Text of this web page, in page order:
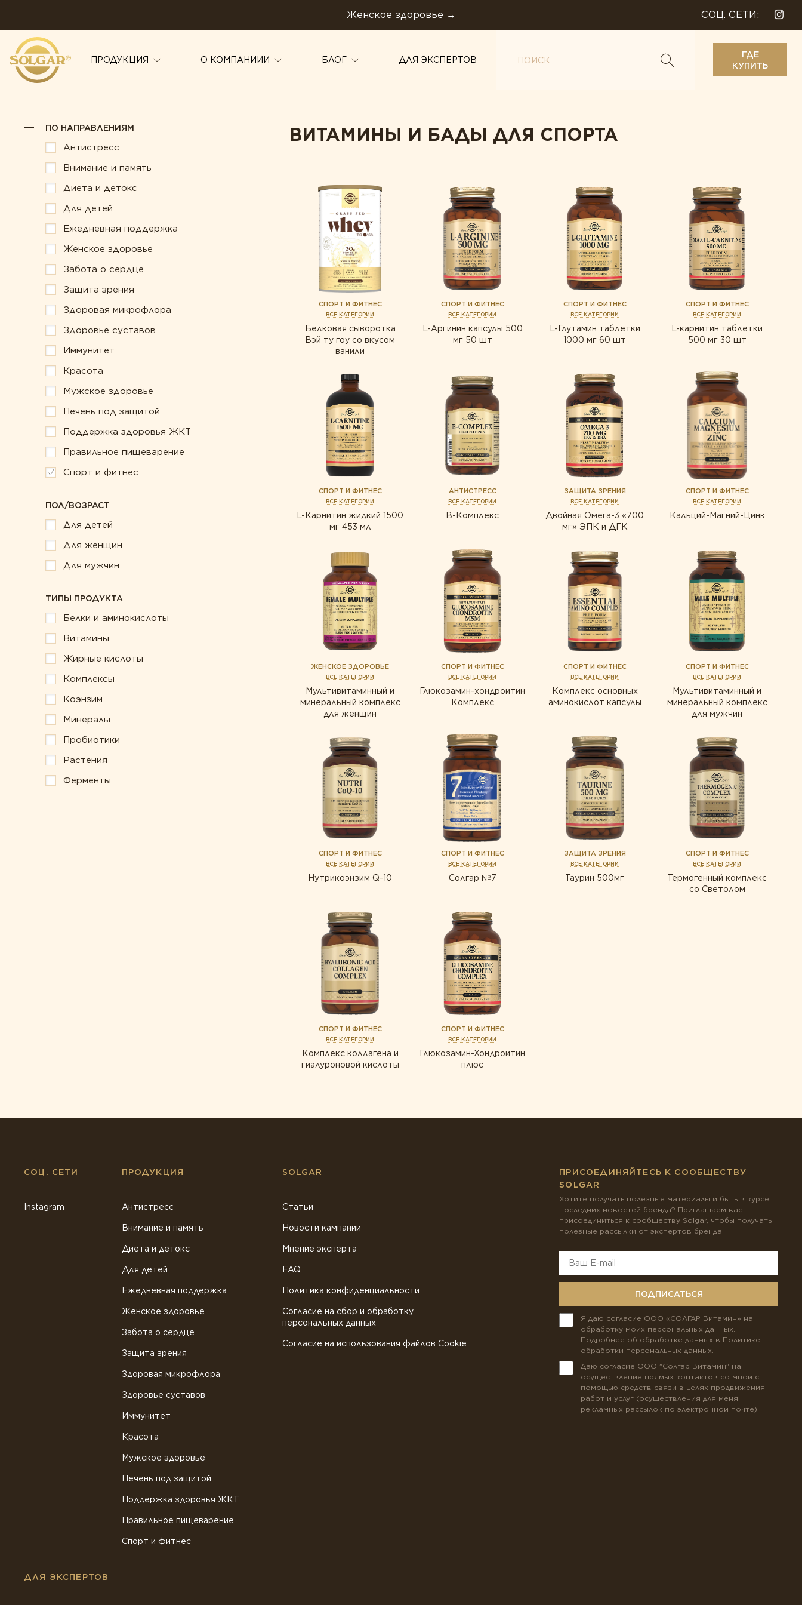
Женское здоровье → СОЦ. СЕТИ:
ПРОДУКЦИЯ
Внимание и память
Диета и детокс
Для детей
Ежедневная поддержка
Женское здоровье
Забота о сердце
Защита зрения
Здоровая микрофлора
Поддержка здоровья ЖКТ
Правильное пищеварение
Белки и аминокислоты
Жирные кислоты
Комплексы
Коэнзим
Минералы
Растения
Ферменты
О КОМПАНИИИ БЛОГ ДЛЯ ЭКСПЕРТОВ
ГДЕ
КУПИТЬ
ПО НАПРАВЛЕНИЯМ
Антистресс
Внимание и память
Диета и детокс
Для детей
Ежедневная поддержка
Женское здоровье
Забота о сердце
Защита зрения
Здоровая микрофлора
Здоровье суставов
Иммунитет
Красота
Мужское здоровье
Печень под защитой
Поддержка здоровья ЖКТ
Правильное пищеварение
Спорт и фитнес
ПОЛ/ВОЗРАСТ
Для детей
Для женщин
Для мужчин
ТИПЫ ПРОДУКТА
Белки и аминокислоты
Витамины
Жирные кислоты
Комплексы
Коэнзим
Минералы
Пробиотики
Растения
Ферменты
ВИТАМИНЫ И БАДЫ ДЛЯ СПОРТА
СПОРТ И ФИТНЕС
ВСЕ КАТЕГОРИИ
Белковая сыворотка
Вэй ту гоу со вкусом
ванили
СПОРТ И ФИТНЕС
ВСЕ КАТЕГОРИИ
L-Аргинин капсулы 500
мг 50 шт
СПОРТ И ФИТНЕС
ВСЕ КАТЕГОРИИ
L-Глутамин таблетки
1000 мг 60 шт
СПОРТ И ФИТНЕС
ВСЕ КАТЕГОРИИ
L-карнитин таблетки
500 мг 30 шт
СПОРТ И ФИТНЕС
ВСЕ КАТЕГОРИИ
L-Карнитин жидкий 1500
мг 453 мл
АНТИСТРЕСС
ВСЕ КАТЕГОРИИ
В-Комплекс
ЗАЩИТА ЗРЕНИЯ
ВСЕ КАТЕГОРИИ
Двойная Омега-3 «700
мг» ЭПК и ДГК
СПОРТ И ФИТНЕС
ВСЕ КАТЕГОРИИ
Кальций-Магний-Цинк
ЖЕНСКОЕ ЗДОРОВЬЕ
ВСЕ КАТЕГОРИИ
Мультивитаминный и
минеральный комплекс
для женщин
СПОРТ И ФИТНЕС
ВСЕ КАТЕГОРИИ
Глюкозамин-хондроитин
Комплекс
СПОРТ И ФИТНЕС
ВСЕ КАТЕГОРИИ
Комплекс основных
аминокислот капсулы
СПОРТ И ФИТНЕС
ВСЕ КАТЕГОРИИ
Мультивитаминный и
минеральный комплекс
для мужчин
СПОРТ И ФИТНЕС
ВСЕ КАТЕГОРИИ
Нутрикоэнзим Q-10
СПОРТ И ФИТНЕС
ВСЕ КАТЕГОРИИ
Солгар №7
ЗАЩИТА ЗРЕНИЯ
ВСЕ КАТЕГОРИИ
Таурин 500мг
СПОРТ И ФИТНЕС
ВСЕ КАТЕГОРИИ
Термогенный комплекс
со Светолом
СПОРТ И ФИТНЕС
ВСЕ КАТЕГОРИИ
Комплекс коллагена и
гиалуроновой кислоты
СПОРТ И ФИТНЕС
ВСЕ КАТЕГОРИИ
Глюкозамин-Хондроитин
плюс
СОЦ. СЕТИ
Instagram
ПРОДУКЦИЯ
Антистресс
Внимание и память
Диета и детокс
Для детей
Ежедневная поддержка
Женское здоровье
Забота о сердце
Защита зрения
Здоровая микрофлора
Здоровье суставов
Иммунитет
Красота
Мужское здоровье
Печень под защитой
Поддержка здоровья ЖКТ
Правильное пищеварение
Спорт и фитнес
SOLGAR
Статьи
Новости кампании
Мнение эксперта
FAQ
Политика конфиденциальности
Согласие на сбор и обработку
персональных данных
Согласие на использования файлов Cookie
ДЛЯ ЭКСПЕРТОВ
ПРИСОЕДИНЯЙТЕСЬ К СООБЩЕСТВУ
SOLGAR
Хотите получать полезные материалы и быть в курсе
последних новостей бренда? Приглашаем вас
присоединиться к сообществу Solgar, чтобы получать
полезные рассылки от экспертов бренда:
ПОДПИСАТЬСЯ
Я даю согласие ООО «СОЛГАР Витамин» на
обработку моих персональных данных.
Подробнее об обработке данных в Политике
обработки персональных данных.
Даю согласие ООО "Солгар Витамин" на
осуществление прямых контактов со мной с
помощью средств связи в целях продвижения
работ и услуг (осуществления для меня
рекламных рассылок по электронной почте).